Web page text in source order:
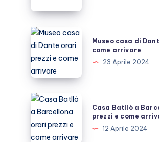
2026:
Le
date
Museo
casa
di
Dante
orari
prezzi
e
come
arrivare
Museo casa di
come arrivare
23 Aprile 2024
Casa
Batllò
a
Barcellona
Casa Batllò a
prezzi e come
12 Aprile 2024